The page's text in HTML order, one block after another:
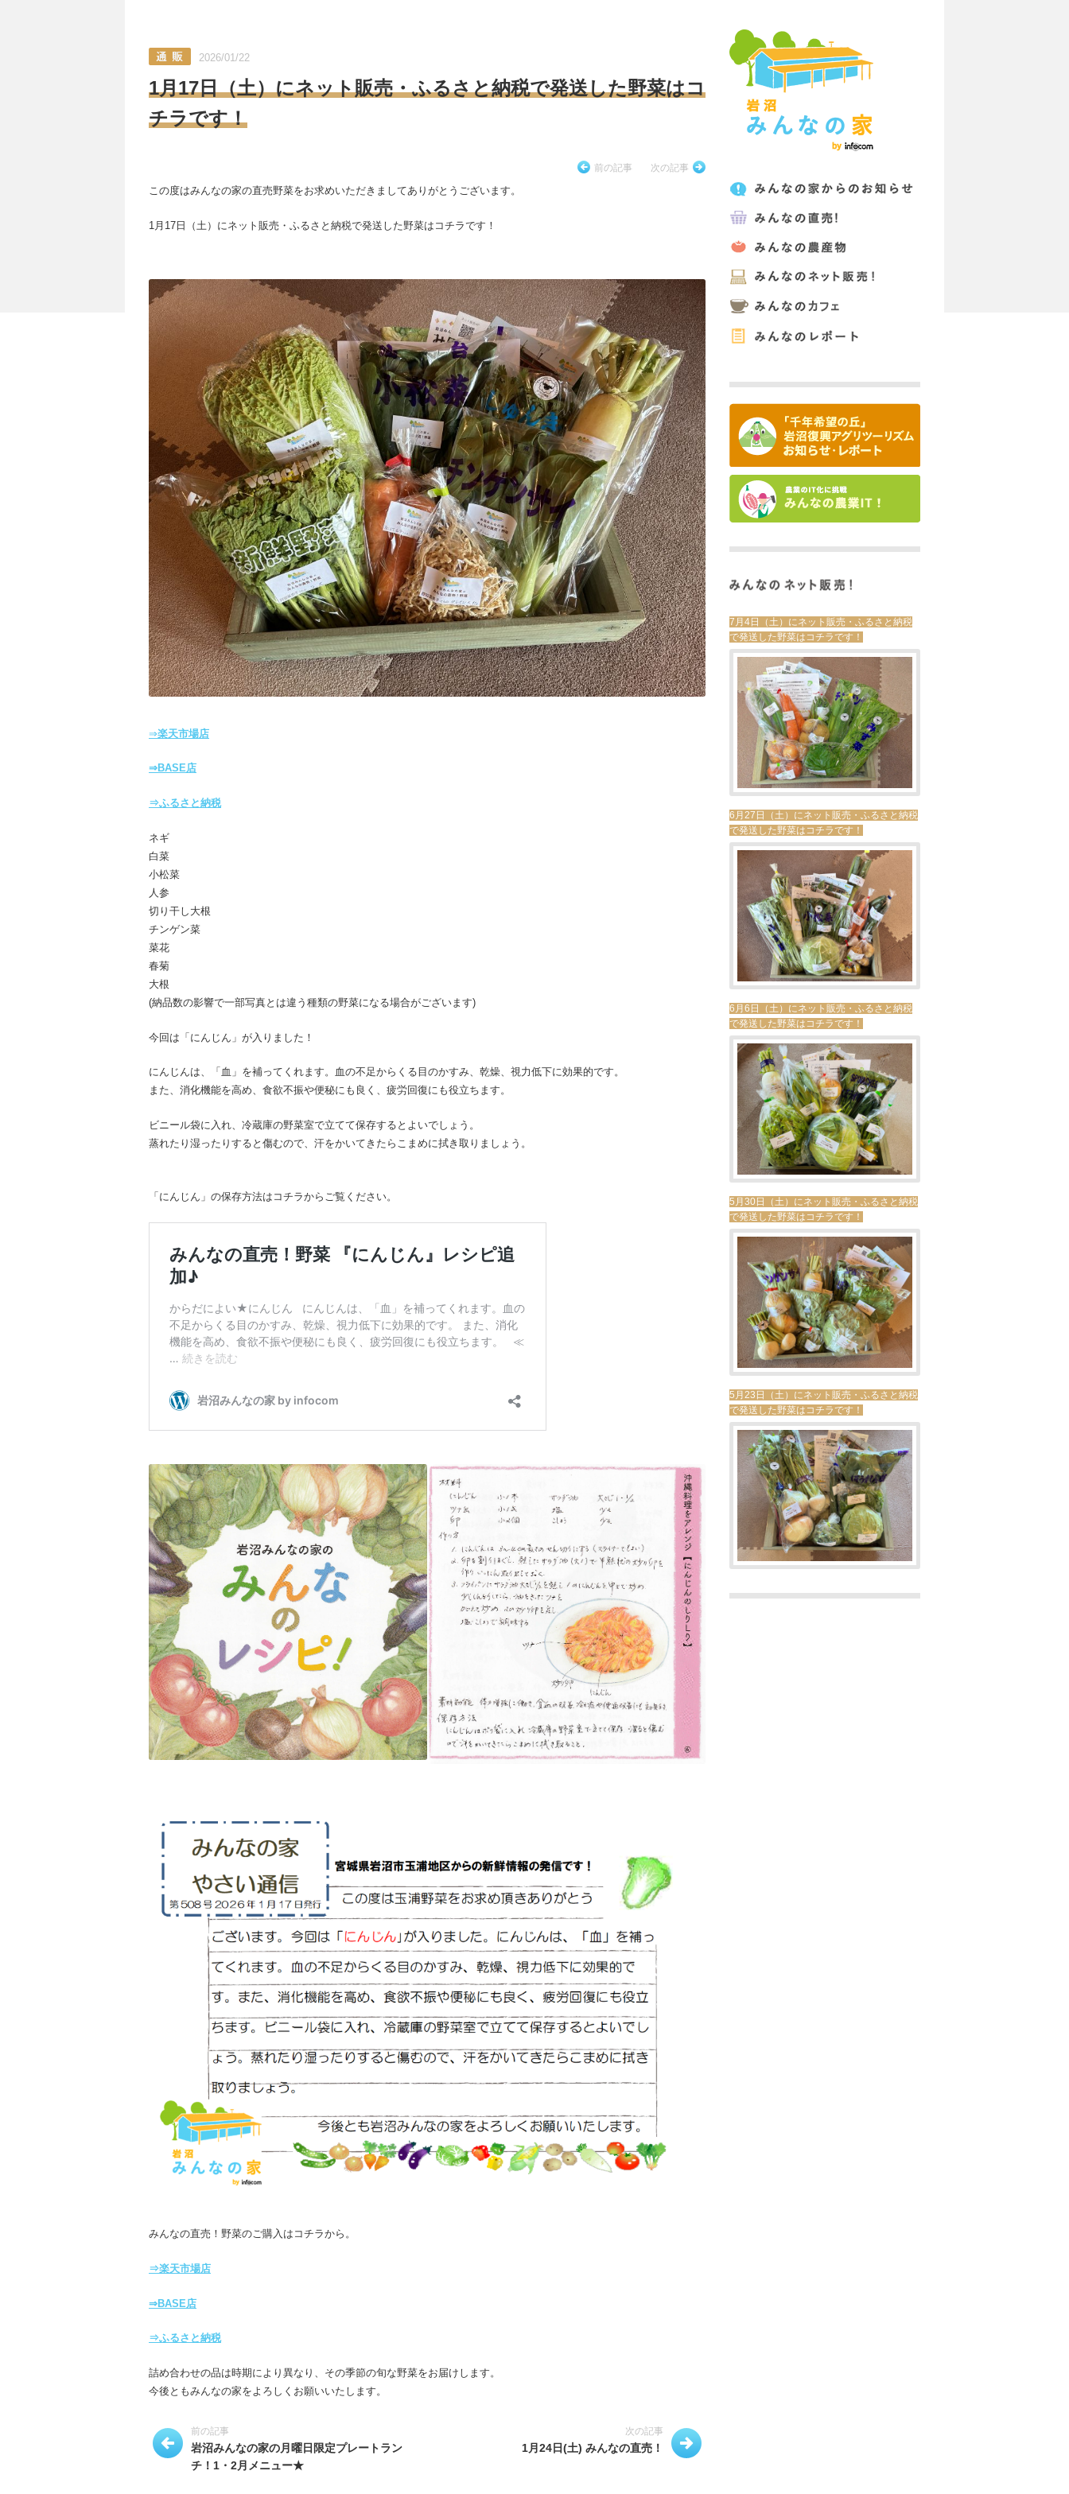
2026/01/22
1月17日（土）にネット販売・ふるさと納税で発送した野菜はコ
チラです！
前の記事 次の記事
この度はみんなの家の直売野菜をお求めいただきましてありがとうございます。
1月17日（土）にネット販売・ふるさと納税で発送した野菜はコチラです！
⇒楽天市場店
⇒BASE店
⇒ふるさと納税
ネギ
白菜
小松菜
人参
切り干し大根
チンゲン菜
菜花
春菊
大根
(納品数の影響で一部写真とは違う種類の野菜になる場合がございます)
今回は「にんじん」が入りました！
にんじんは、「血」を補ってくれます。血の不足からくる目のかすみ、乾燥、視力低下に効果的です。
また、消化機能を高め、食欲不振や便秘にも良く、疲労回復にも役立ちます。
ビニール袋に入れ、冷蔵庫の野菜室で立てて保存するとよいでしょう。
蒸れたり湿ったりすると傷むので、汗をかいてきたらこまめに拭き取りましょう。
「にんじん」の保存方法はコチラからご覧ください。
みんなの直売！野菜のご購入はコチラから。
⇒楽天市場店
⇒BASE店
⇒ふるさと納税
詰め合わせの品は時期により異なり、その季節の旬な野菜をお届けします。
今後ともみんなの家をよろしくお願いいたします。
前の記事
岩沼みんなの家の月曜日限定プレートラン
チ！1・2月メニュー★
次の記事
1月24日(土) みんなの直売！
7月4日（土）にネット販売・ふるさと納税
で発送した野菜はコチラです！
6月27日（土）にネット販売・ふるさと納税
で発送した野菜はコチラです！
6月6日（土）にネット販売・ふるさと納税
で発送した野菜はコチラです！
5月30日（土）にネット販売・ふるさと納税
で発送した野菜はコチラです！
5月23日（土）にネット販売・ふるさと納税
で発送した野菜はコチラです！